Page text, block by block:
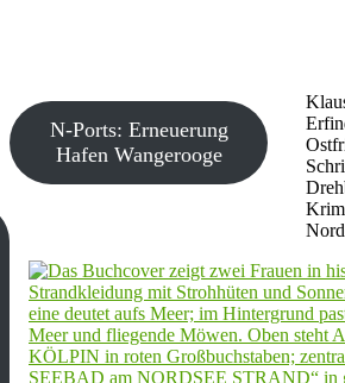
N-Ports: Erneuerung
Hafen Wangerooge